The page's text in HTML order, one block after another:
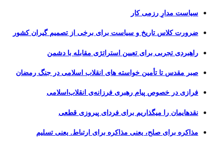
سیاست مدارِ رزمی کار
ضرورت کلاس تاریخ و سیاست برای برخی از تصمیم گیران کشور
راهبردی تجربی برای تعیین استراتژی مقابله با دشمن
صبر مقدس تا تأمین خواسته های انقلاب اسلامی در جنگ رمضان
فرازی در خصوص پیام رهبری فرزانه‌ی انقلاب‌اسلامی
نقدهایمان را میگذاریم برای فردای پیروزی قطعی
مذاکره برای صلح، یعنی مذاکره برای ارتباط. یعنی تسلیم